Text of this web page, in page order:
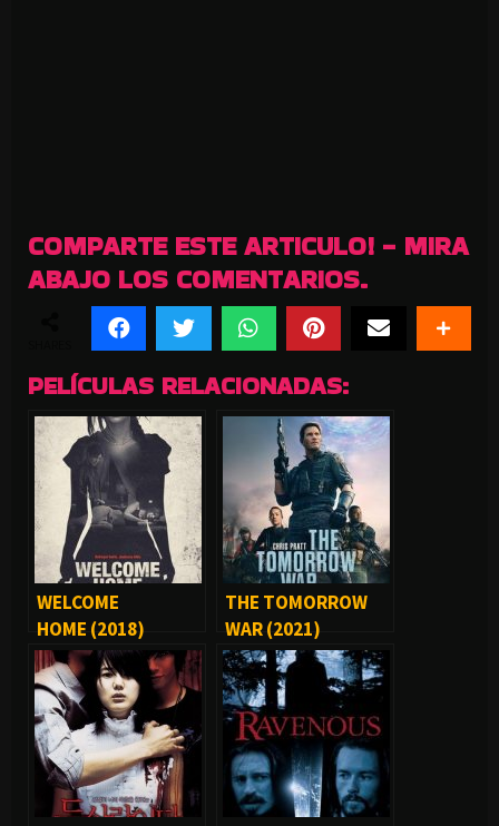
COMPARTE ESTE ARTICULO! - MIRA
ABAJO LOS COMENTARIOS.
PELÍCULAS RELACIONADAS:
WELCOME
HOME (2018)
THE TOMORROW
WAR (2021)